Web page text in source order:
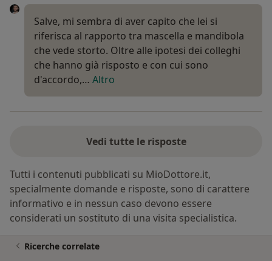
Salve, mi sembra di aver capito che lei si
riferisca al rapporto tra mascella e mandibola
che vede storto. Oltre alle ipotesi dei colleghi
che hanno già risposto e con cui sono
d'accordo,… Altro
Vedi tutte le risposte
Tutti i contenuti pubblicati su MioDottore.it,
specialmente domande e risposte, sono di carattere
informativo e in nessun caso devono essere
considerati un sostituto di una visita specialistica.
Ricerche correlate